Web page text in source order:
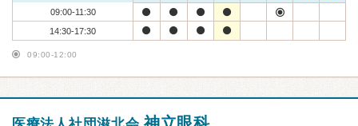
09:00-11:30
14:30-17:30
09:00-12:00